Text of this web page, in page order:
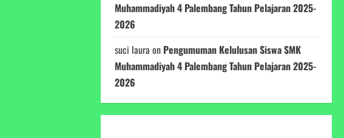
Muhammadiyah 4 Palembang Tahun Pelajaran 2025-
2026
suci laura on Pengumuman Kelulusan Siswa SMK
Muhammadiyah 4 Palembang Tahun Pelajaran 2025-
2026